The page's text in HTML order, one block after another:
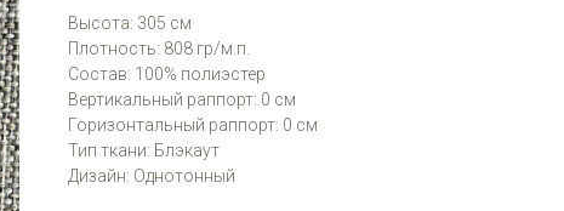
Высота: 305 см
Плотность: 808 гр/м.п.
Состав: 100% полиэстер
Вертикальный раппорт: 0 см
Горизонтальный раппорт: 0 см
Тип ткани: Блэкаут
Дизайн: Однотонный